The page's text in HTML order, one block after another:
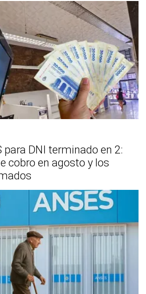
para DNI terminado en 2:
cobro en agosto y los